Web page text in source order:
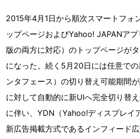
2015年4月1日から順次スマートフォ
ップページおよびYahoo! JAPANア
版の両方に対応）のトップページが
になった。続く5月20日には任意で
ンタフェース）の切り替え可能期間
に対して自動的に新UIへ完全切り替
に伴い、YDN（Yahoo!ディスプレイ
新広告掲載方式であるインフィード